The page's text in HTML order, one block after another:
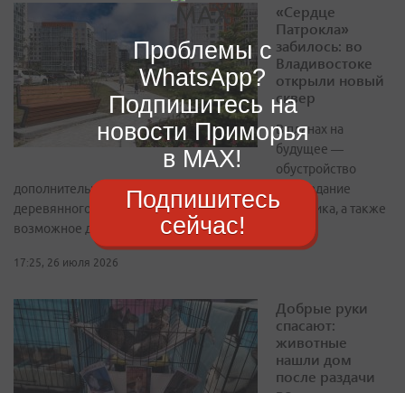
«Сердце
Патрокла»
забилось: во
Владивостоке
открыли новый
сквер
В планах на
будущее —
обустройство
дополнительной дорожки, ведущей к качелям, создание
деревянного настила-лавки вокруг круглого цветника, а также
возможное дополнение зеленых насаждений
17:25, 26 июля 2026
Добрые руки
спасают:
животные
нашли дом
после раздачи
Проблемы с
WhatsApp?
Подпишитесь на
новости Приморья
в MAX!
Подпишитесь
сейчас!